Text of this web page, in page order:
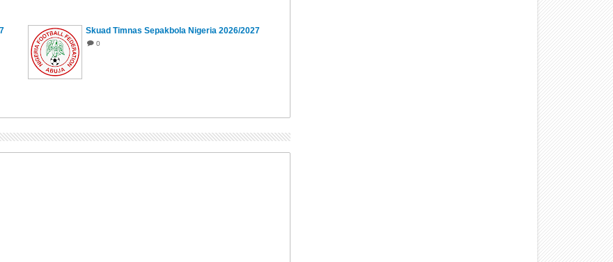
Skuad Timnas Sepakbola Nigeria 2026/2027
0